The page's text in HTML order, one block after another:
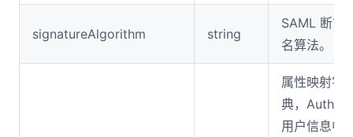
signatureAlgorithm string
SAML 断言
名算法。
属性映射字
典，Authing
用户信息中